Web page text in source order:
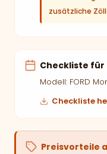
zusätzliche
Checkliste
Modell: FORD
Checkliste
Preisvorteile